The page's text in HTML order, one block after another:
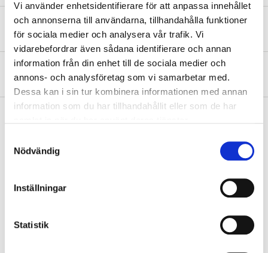
Vi använder enhetsidentifierare för att anpassa innehållet
och annonserna till användarna, tillhandahålla funktioner
för sociala medier och analysera vår trafik. Vi
vidarebefordrar även sådana identifierare och annan
information från din enhet till de sociala medier och
annons- och analysföretag som vi samarbetar med.
Dessa kan i sin tur kombinera informationen med annan
information som du har tillhandahållit eller som de har
Nödvändig
Inställningar
Statistik
Safety instructions and other information
About the manufacturer
Pay & Collect in your local store within 2 hours! For more information
Other customers also bought